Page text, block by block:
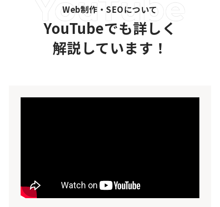
Web制作・SEOについて
YouTubeでも詳しく
解説しています！